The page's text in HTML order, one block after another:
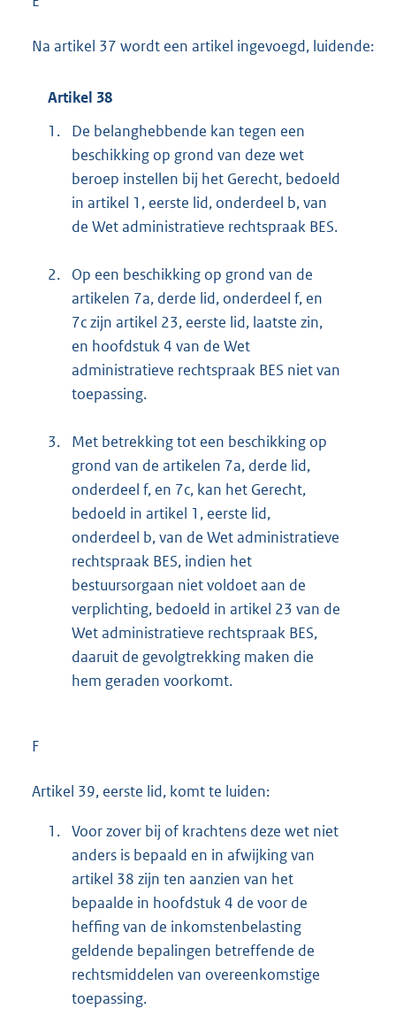
Na artikel 37 wordt een artikel ingevoegd, luidende:
Artikel 38
1.
De belanghebbende kan tegen een
beschikking op grond van deze wet
beroep instellen bij het Gerecht, bedoeld
in artikel 1, eerste lid, onderdeel b, van
de Wet administratieve rechtspraak BES.
2.
Op een beschikking op grond van de
artikelen 7a, derde lid, onderdeel f, en
7c zijn artikel 23, eerste lid, laatste zin,
en hoofdstuk 4 van de Wet
administratieve rechtspraak BES niet van
toepassing.
3.
Met betrekking tot een beschikking op
grond van de artikelen 7a, derde lid,
onderdeel f, en 7c, kan het Gerecht,
bedoeld in artikel 1, eerste lid,
onderdeel b, van de Wet administratieve
rechtspraak BES, indien het
bestuursorgaan niet voldoet aan de
verplichting, bedoeld in artikel 23 van de
Wet administratieve rechtspraak BES,
daaruit de gevolgtrekking maken die
hem geraden voorkomt.
F
Artikel 39, eerste lid, komt te luiden:
1. Voor zover bij of krachtens deze wet niet
anders is bepaald en in afwijking van
artikel 38 zijn ten aanzien van het
bepaalde in hoofdstuk 4 de voor de
heffing van de inkomstenbelasting
geldende bepalingen betreffende de
rechtsmiddelen van overeenkomstige
toepassing.